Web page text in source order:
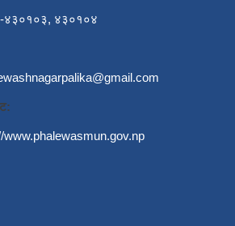
४३०१०३, ४३०१०४
www.phalewasmun.gov.np